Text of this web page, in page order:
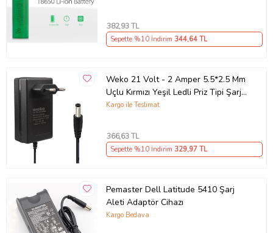
382,93 TL
Sepette %10 İndirim 344,64 TL
Weko 21 Volt - 2 Amper 5.5*2.5 Mm
Uçlu Kırmızı Yeşil Ledli Priz Tipi Şarjlı
Matkap Adaptörü
Kargo ile Teslimat
366,63 TL
Sepette %10 İndirim 329,97 TL
Pemaster Dell Latitude 5410 Şarj
Aleti Adaptör Cihazı
Kargo Bedava